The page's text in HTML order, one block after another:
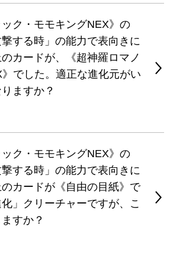
ク・モモキングNEX》の
撃する時」の能力で表向きに
カードが、《超神羅ロマノ
でした。適正な進化元がい
ますか？
ク・モモキングNEX》の
撃する時」の能力で表向きに
カードが《自由の目紙》で
」クリーチャーですが、こ
すか？